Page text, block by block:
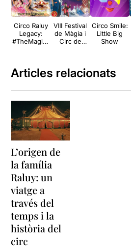
Circo Raluy
Legacy:
#TheMagicF
VIII Festival
de Màgia i
Circ de
Circo Smile:
Little Big
Show
Articles relacionats
L’origen de
la família
Raluy: un
viatge a
través del
temps i la
història del
circ